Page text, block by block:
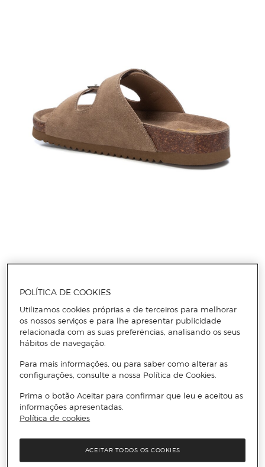
POLÍTICA DE COOKIES
Utilizamos cookies próprias e de terceiros para melhorar
os nossos serviços e para lhe apresentar publicidade
relacionada com as suas preferências, analisando os seus
hábitos de navegação.
Para mais informações, ou para saber como alterar as
configurações, consulte a nossa Política de Cookies.
Prima o botão Aceitar para confirmar que leu e aceitou as
informações apresentadas.
Política de cookies
ACEITAR TODOS OS COOKIES